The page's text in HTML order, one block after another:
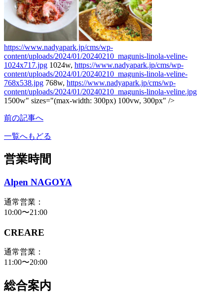
https://www.nadyapark.jp/cms/wp-
content/uploads/2024/01/20240210_magunis-linola-veline-
1024x717.jpg 1024w, https://www.nadyapark.jp/cms/wp-
content/uploads/2024/01/20240210_magunis-linola-veline-
768x538.jpg 768w, https://www.nadyapark.jp/cms/wp-
content/uploads/2024/01/20240210_magunis-linola-veline.jpg
1500w" sizes="(max-width: 300px) 100vw, 300px" />
前の記事へ
一覧へもどる
営業時間
Alpen NAGOYA
通常営業：
10:00〜21:00
CREARE
通常営業：
11:00〜20:00
総合案内